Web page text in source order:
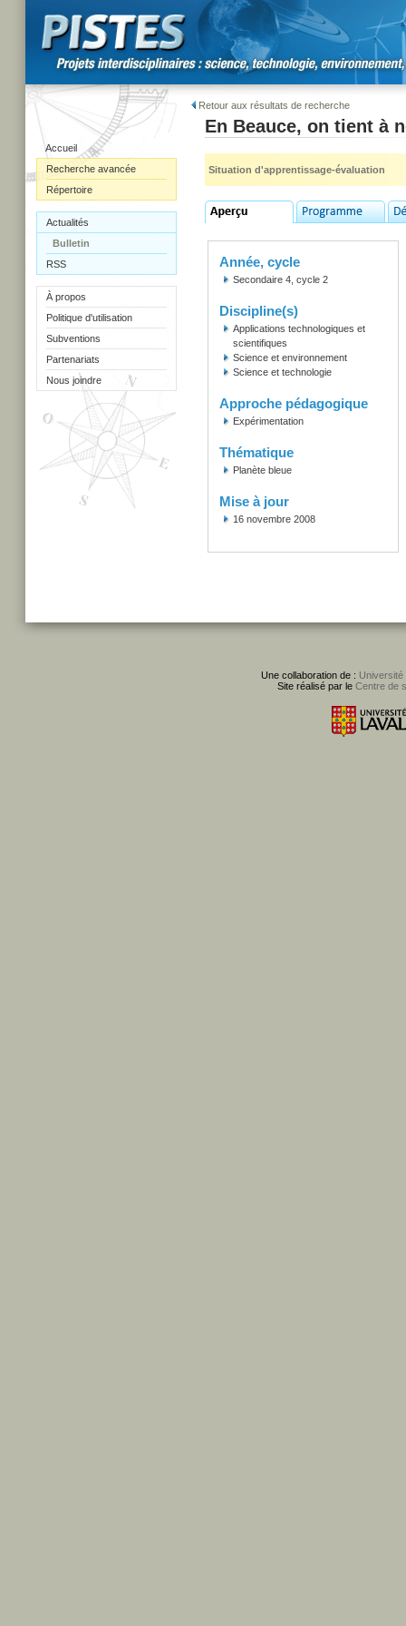
Accueil
Recherche avancée
Répertoire
Actualités
Bulletin
RSS
À propos
Politique d'utilisation
Subventions
Partenariats
Nous joindre
Retour aux résultats de recherche
En Beauce, on tient à
Situation d'apprentissage-évaluation
Année, cycle
Secondaire 4, cycle 2
Discipline(s)
Applications technologiques et
scientifiques
Science et environnement
Science et technologie
Approche pédagogique
Expérimentation
Thématique
Planète bleue
Mise à jour
16 novembre 2008
Une collaboration de : Université
Site réalisé par le Centre de